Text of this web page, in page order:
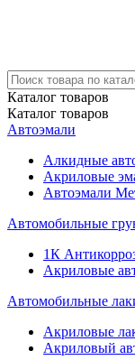
Каталог товаров
Каталог товаров
Автоэмали
Алкидные
Акриловые
Автоэмали
Автомобильные
1К
Акриловые
Автомобильные
Акриловые
Акриловый